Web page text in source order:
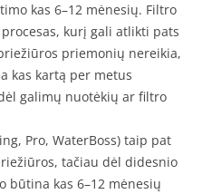
kas 6–12 mėnesių. Filtro
kurį gali atlikti pats
priemonių nereikia,
kas kartą per metus
galimų nuotėkių ar filtro
Pro, WaterBoss) taip pat
tačiau dėl didesnio
būtina kas 6–12 mėnesių